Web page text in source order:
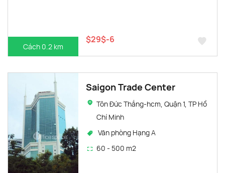
Cách 0.2 km
$29$-6
Saigon Trade Center
Tôn Đức Thắng-hcm, Quận 1, TP Hồ
Chí Minh
Văn phòng Hạng A
60 - 500 m2